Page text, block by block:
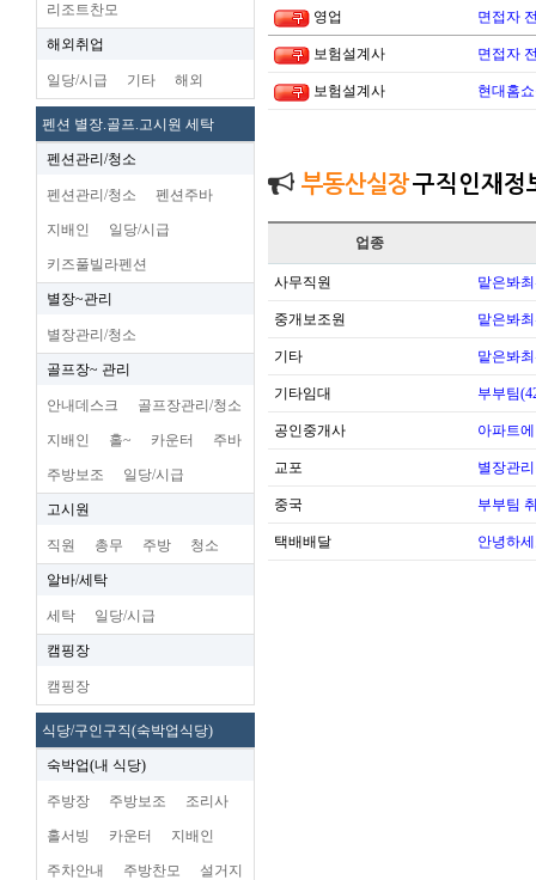
리조트찬모
해외취업
일당/시급 기타 해외
펜션 별장.골프.고시원 세탁
펜션관리/청소
펜션관리/청소 펜션주바
지배인 일당/시급
키즈풀빌라펜션
별장~관리
별장관리/청소
골프장~ 관리
안내데스크 골프장관리/청소
지배인 홀~ 카운터 주바
주방보조 일당/시급
고시원
직원 총무 주방 청소
알바/세탁
세탁 일당/시급
캠핑장
캠핑장
식당/구인구직(숙박업식당)
숙박업(내 식당)
주방장 주방보조 조리사
홀서빙 카운터 지배인
주차안내 주방찬모 설거지
영업 면접자
보험설계사 면접자
보험설계사 현대홈
부동산실장구직인재정
업종
사무직원 맡은봐
중개보조원 맡은봐
기타 맡은봐
기타임대 부부팀
공인중개사 아파트
교포 별장관
중국 부부팀
택배배달 안녕하